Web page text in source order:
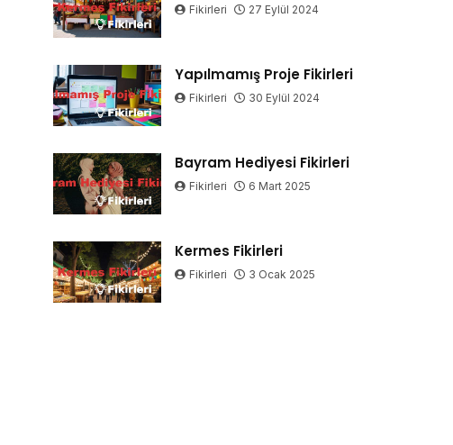
Fikirleri 27 Eylül 2024
Yapılmamış Proje Fikirleri
Fikirleri 30 Eylül 2024
Bayram Hediyesi Fikirleri
Fikirleri 6 Mart 2025
Kermes Fikirleri
Fikirleri 3 Ocak 2025